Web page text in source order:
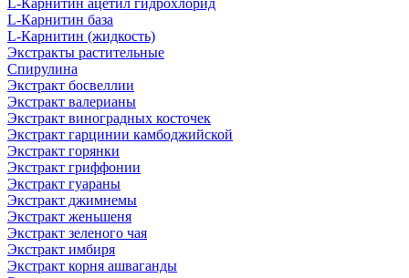
L-Карнитин ацетил гидрохлорид
L-Карнитин база
L-Карнитин (жидкость)
Экстракты растительные
Спирулина
Экстракт босвеллии
Экстракт валерианы
Экстракт виноградных косточек
Экстракт гарцинии камбоджийской
Экстракт горянки
Экстракт гриффонии
Экстракт гуараны
Экстракт джимнемы
Экстракт женьшеня
Экстракт зеленого чая
Экстракт имбиря
Экстракт корня ашваганды